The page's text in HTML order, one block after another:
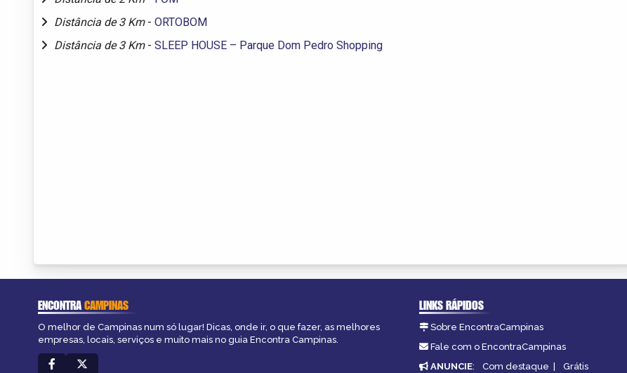
Distância de 3 Km - ORTOBOM
Distância de 3 Km - SLEEP HOUSE – Parque Dom Pedro Shopping
ENCONTRACAMPINAS
O melhor de Campinas num só lugar! Dicas, onde ir, o que fazer, as melhores
empresas, locais, serviços e muito mais no guia Encontra Campinas.
LINKS RÁPIDOS
Sobre EncontraCampinas
Fale com o EncontraCampinas
ANUNCIE: Com destaque | Grátis